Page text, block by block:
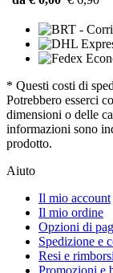
* Questi costi di
Potrebbero esserci
dimensioni o delle
informazioni sono
prodotto.
Aiuto
Il mio account
Il mio ordine
Opzioni di
Spedizione e
Resi e rimborsi
Promozioni e